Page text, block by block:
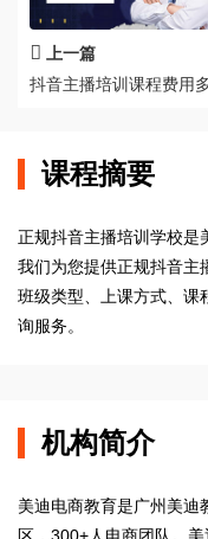
上一篇
抖音主播培训课程费用
课程摘要
正规抖音主播培训学校是
我们为您提供正规抖音主
班级类型、上课方式、课
询服务。
机构简介
美迪电商教育是广州美迪
区，300+人电商团队。